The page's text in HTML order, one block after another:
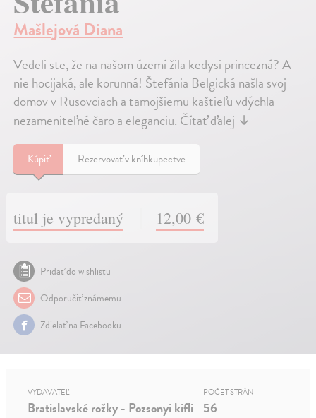
Mašlejová Diana
Vedeli ste, že na našom území žila kedysi princezná? A
nie hocijaká, ale korunná! Štefánia Belgická našla svoj
domov v Rusovciach a tamojšiemu kaštieľu vdýchla
nezameniteľné čaro a eleganciu. Čítať ďalej ↓
Kúpiť Rezervovať v kníhkupectve
titul je vypredaný 12,00 €
Pridať do wishlistu
Odporučiť známemu
Zdielať na Facebooku
VYDAVATEĽ
Bratislavské rožky - Pozsonyi kifli
POČET STRÁN
56